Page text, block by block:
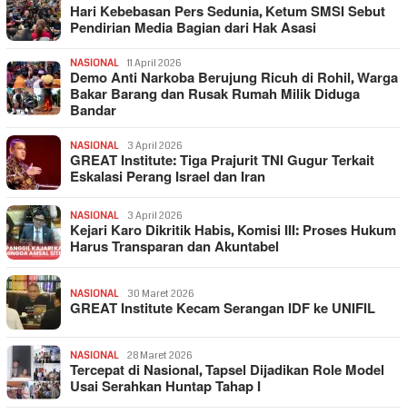
Hari Kebebasan Pers Sedunia, Ketum SMSI Sebut
Pendirian Media Bagian dari Hak Asasi
NASIONAL 11 April 2026
Demo Anti Narkoba Berujung Ricuh di Rohil, Warga
Bakar Barang dan Rusak Rumah Milik Diduga
Bandar
NASIONAL 3 April 2026
GREAT Institute: Tiga Prajurit TNI Gugur Terkait
Eskalasi Perang Israel dan Iran
NASIONAL 3 April 2026
Kejari Karo Dikritik Habis, Komisi III: Proses Hukum
Harus Transparan dan Akuntabel
NASIONAL 30 Maret 2026
GREAT Institute Kecam Serangan IDF ke UNIFIL
NASIONAL 28 Maret 2026
Tercepat di Nasional, Tapsel Dijadikan Role Model
Usai Serahkan Huntap Tahap I